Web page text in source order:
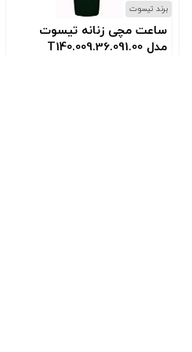
برند تیسوت
ساعت مچی زنانه تیسوت
مدل T140.009.36.091.00